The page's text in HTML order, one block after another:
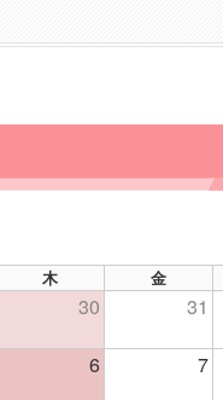
木 金
30 31
6 7